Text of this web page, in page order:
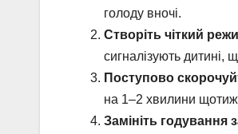
голоду вночі.
Створіть чіткий
сигналізують дитині,
Поступово
на 1–2 хвилини
Замініть годування